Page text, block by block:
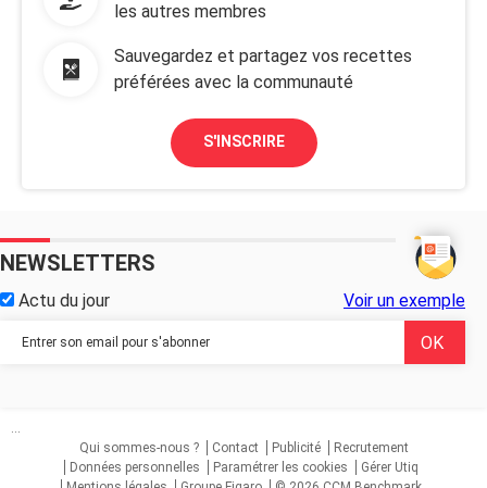
les autres membres
Sauvegardez et partagez vos recettes
préférées avec la communauté
S'INSCRIRE
NEWSLETTERS
Actu du jour Voir un exemple
...
Qui sommes-nous ?
Contact Publicité
Recrutement
Données personnelles
Paramétrer les cookies
Gérer Utiq